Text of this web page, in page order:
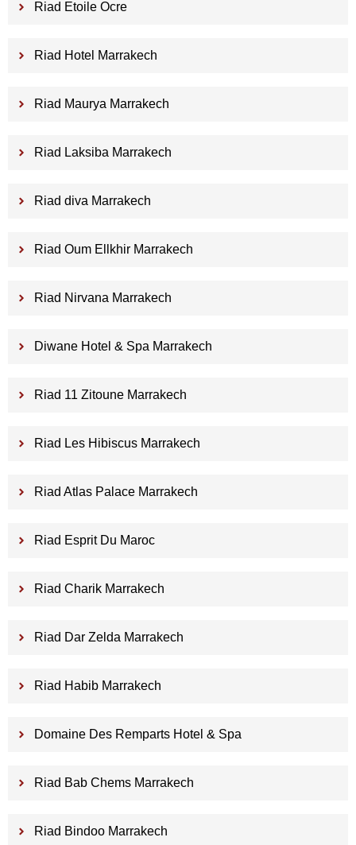
Riad Etoile Ocre
Riad Hotel Marrakech
Riad Maurya Marrakech
Riad Laksiba Marrakech
Riad diva Marrakech
Riad Oum Ellkhir Marrakech
Riad Nirvana Marrakech
Diwane Hotel & Spa Marrakech
Riad 11 Zitoune Marrakech
Riad Les Hibiscus Marrakech
Riad Atlas Palace Marrakech
Riad Esprit Du Maroc
Riad Charik Marrakech
Riad Dar Zelda Marrakech
Riad Habib Marrakech
Domaine Des Remparts Hotel & Spa
Riad Bab Chems Marrakech
Riad Bindoo Marrakech